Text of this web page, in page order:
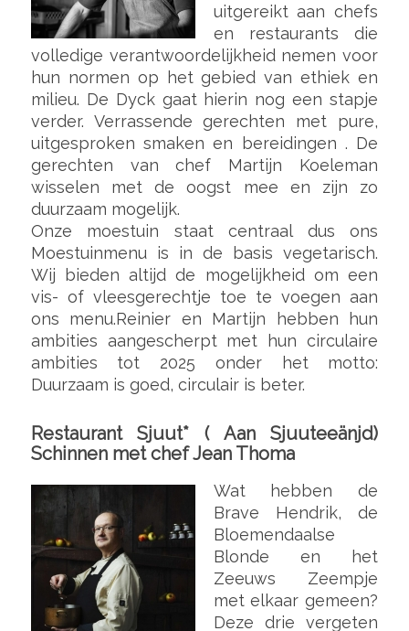
uitgereikt aan chefs
en restaurants die
volledige verantwoordelijkheid nemen voor
hun normen op het gebied van ethiek en
milieu. De Dyck gaat hierin nog een stapje
verder. Verrassende gerechten met pure,
uitgesproken smaken en bereidingen . De
gerechten van chef Martijn Koeleman
wisselen met de oogst mee en zijn zo
duurzaam mogelijk.
Onze moestuin staat centraal dus ons
Moestuinmenu is in de basis vegetarisch.
Wij bieden altijd de mogelijkheid om een
vis- of vleesgerechtje toe te voegen aan
ons menu.Reinier en Martijn hebben hun
ambities aangescherpt met hun circulaire
ambities tot 2025 onder het motto:
Duurzaam is goed, circulair is beter.
Restaurant Sjuut* ( Aan Sjuuteeänjd)
Schinnen met chef Jean Thoma
Wat hebben de
Brave Hendrik, de
Bloemendaalse
Blonde en het
Zeeuws Zeempje
met elkaar gemeen?
Deze drie vergeten